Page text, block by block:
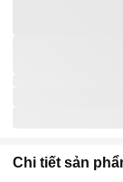
Chi tiết sản